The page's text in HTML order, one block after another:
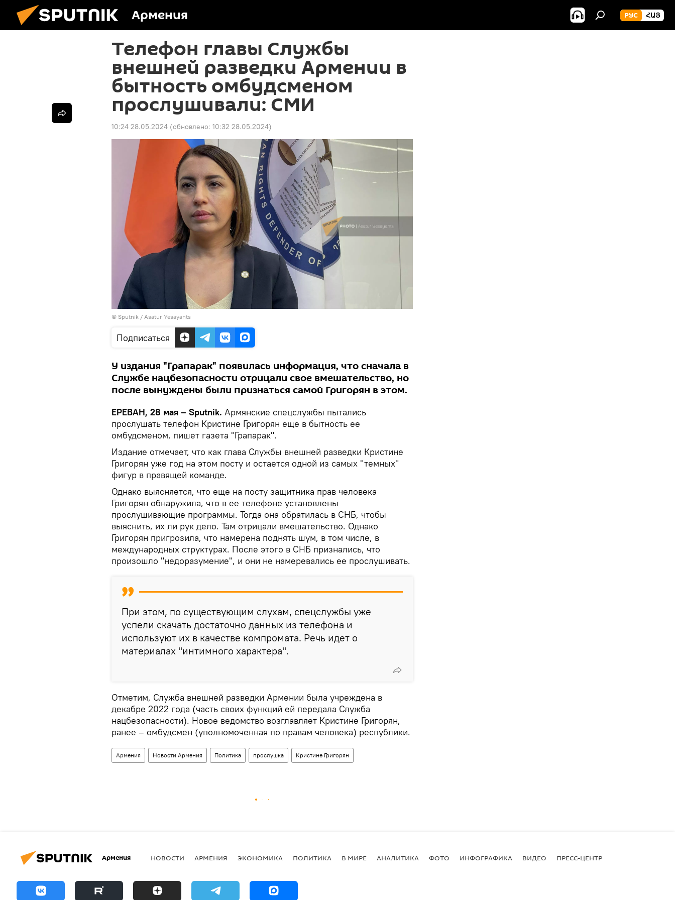
Армения РУС ՀԱՅ
Телефон главы Службы
внешней разведки Армении в
бытность омбудсменом
прослушивали: СМИ
10:24 28.05.2024 (обновлено: 10:32 28.05.2024)
© Sputnik / Asatur Yesayants
Подписаться
У издания "Грапарак" появилась информация, что сначала в
Службе нацбезопасности отрицали свое вмешательство, но
после вынуждены были признаться самой Григорян в этом.
ЕРЕВАН, 28 мая – Sputnik. Армянские спецслужбы пытались
прослушать телефон Кристине Григорян еще в бытность ее
омбудсменом, пишет газета "Грапарак".
Издание отмечает, что как глава Службы внешней разведки Кристине
Григорян уже год на этом посту и остается одной из самых "темных"
фигур в правящей команде.
Однако выясняется, что еще на посту защитника прав человека
Григорян обнаружила, что в ее телефоне установлены
прослушивающие программы. Тогда она обратилась в СНБ, чтобы
выяснить, их ли рук дело. Там отрицали вмешательство. Однако
Григорян пригрозила, что намерена поднять шум, в том числе, в
международных структурах. После этого в СНБ признались, что
произошло "недоразумение", и они не намеревались ее прослушивать.
При этом, по существующим слухам, спецслужбы уже
успели скачать достаточно данных из телефона и
используют их в качестве компромата. Речь идет о
материалах "интимного характера".
Отметим, Служба внешней разведки Армении была учреждена в
декабре 2022 года (часть своих функций ей передала Служба
нацбезопасности). Новое ведомство возглавляет Кристине Григорян,
ранее – омбудсмен (уполномоченная по правам человека) республики.
Армения Новости Армения Политика прослушка Кристине Григорян
Армения НОВОСТИ АРМЕНИЯ ЭКОНОМИКА ПОЛИТИКА В МИРЕ АНАЛИТИКА ФОТО ИНФОГРАФИКА ВИДЕО ПРЕСС-ЦЕНТР